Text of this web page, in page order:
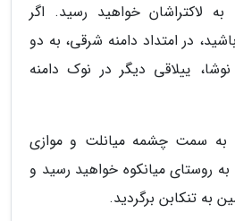
لاکتراشان خواهید رسید. اگر
در امتداد دامنه شرقی، به دو
ییلاقی دیگر در نوک دامنه
به سمت چشمه میانلت و موازی
روستای میانکوه خواهید رسید و
به تنکابن برگردید.